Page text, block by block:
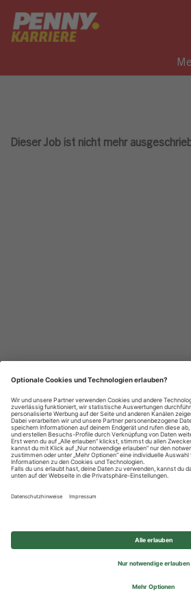
Dieser Job ist nicht mehr
Impressum
Privatsphäre-
© 2026 REWE Group - All